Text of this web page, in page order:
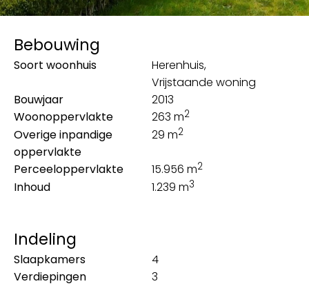
Bebouwing
Soort woonhuis
Herenhuis,
Vrijstaande woning
Bouwjaar
2013
Woonoppervlakte
263 m2
Overige inpandige
oppervlakte
29 m2
Perceeloppervlakte 15.956 m2
Inhoud 1.239 m3
Indeling
Slaapkamers
4
Verdiepingen
3